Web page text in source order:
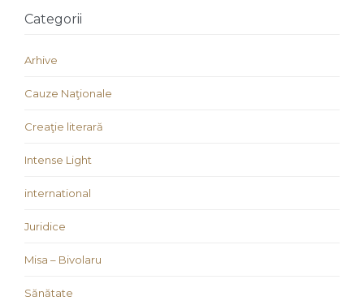
Categorii
Arhive
Cauze Naţionale
Creaţie literară
Intense Light
international
Juridice
Misa – Bivolaru
Sănătate